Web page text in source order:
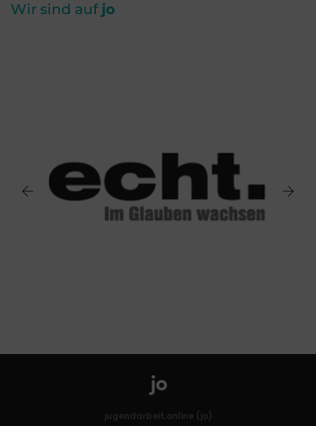
Wir sind auf jo
jugendarbeit.online (jo)